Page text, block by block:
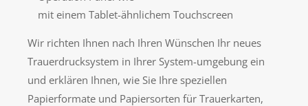
mit einem Tablet-ähnlichem Touchscreen
Wir richten Ihnen nach Ihren Wünschen Ihr neues
Trauerdrucksystem in Ihrer System-umgebung ein
und erklären Ihnen, wie Sie Ihre speziellen
Papierformate und Papiersorten für Trauerkarten,